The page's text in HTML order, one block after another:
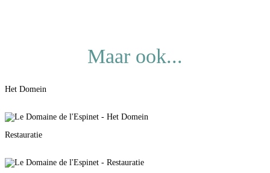
Maar ook...
Het Domein
Restauratie